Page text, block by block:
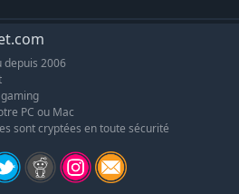
depuis 2006
PC ou Mac
sont cryptées en toute sécurité